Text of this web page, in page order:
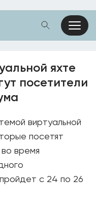
яхте
посетители
виртуальной
посетят
время
с 24 по 26